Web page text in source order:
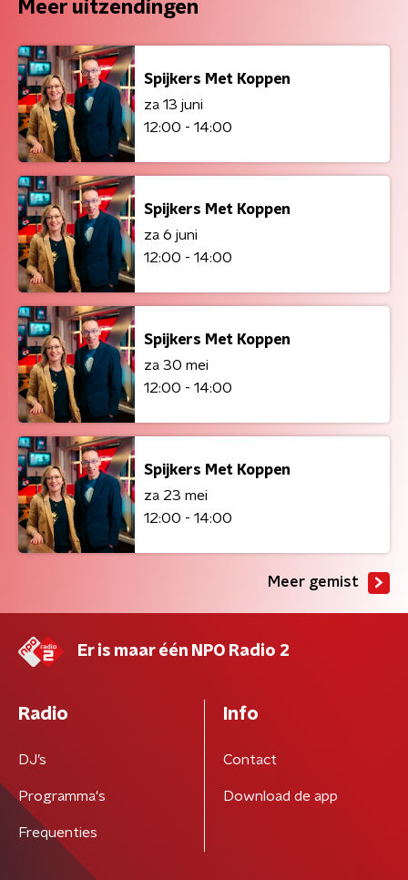
Meer uitzendingen
Spijkers Met Koppen
za 13 juni
12:00 - 14:00
Spijkers Met Koppen
za 6 juni
12:00 - 14:00
Spijkers Met Koppen
za 30 mei
12:00 - 14:00
Spijkers Met Koppen
za 23 mei
12:00 - 14:00
Meer gemist
Er is maar één NPO Radio 2
Radio
DJ’s
Programma's
Frequenties
Info
Contact
Download de app